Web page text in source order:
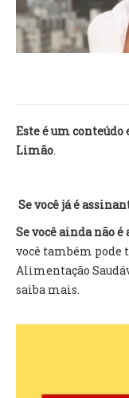
FALE CONOSCO
Este é um conteúdo
Limão.
Se você já é
Se você ainda não
você também pode
Alimentação
saiba mais.